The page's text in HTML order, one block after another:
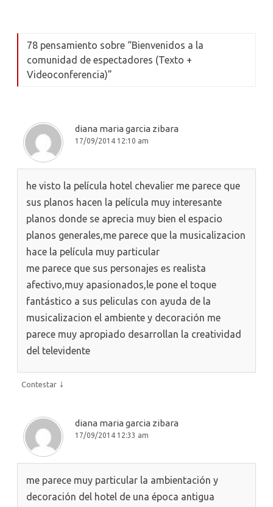
78 pensamiento sobre “Bienvenidos a la
comunidad de espectadores (Texto +
Videoconferencia)”
diana maria garcia zibara
17/09/2014 12:10 am
he visto la película hotel chevalier me parece que
sus planos hacen la película muy interesante
planos donde se aprecia muy bien el espacio
planos generales,me parece que la musicalizacion
hace la película muy particular
me parece que sus personajes es realista
afectivo,muy apasionados,le pone el toque
fantástico a sus peliculas con ayuda de la
musicalizacion el ambiente y decoración me
parece muy apropiado desarrollan la creatividad
del televidente
Contestar ↓
diana maria garcia zibara
17/09/2014 12:33 am
me parece muy particular la ambientación y
decoración del hotel de una época antigua